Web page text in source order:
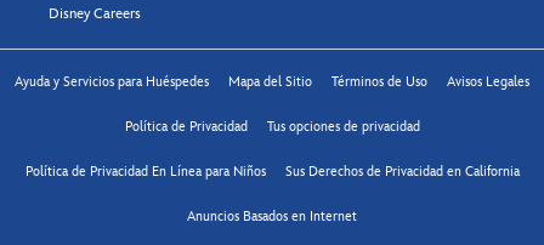
Disney Careers
Ayuda y Servicios para Huéspedes Mapa del Sitio Términos de Uso Avisos Legales
Política de Privacidad Tus opciones de privacidad
Política de Privacidad En Línea para Niños Sus Derechos de Privacidad en California
Anuncios Basados en Internet